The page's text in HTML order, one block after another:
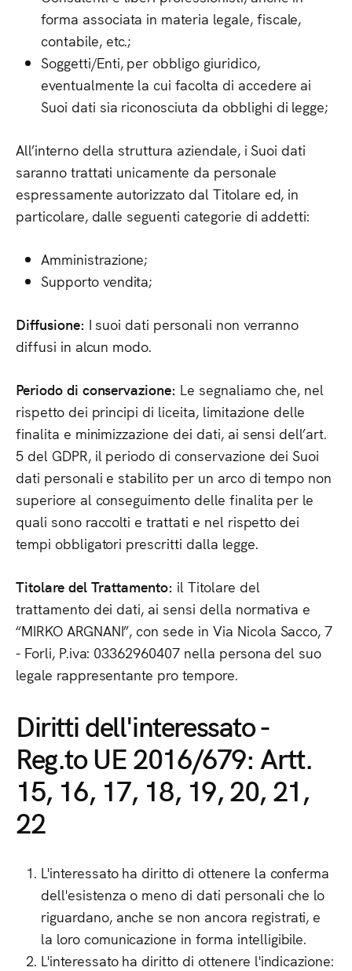
forma associata in materia legale, fiscale,
contabile, etc.;
Soggetti/Enti, per obbligo giuridico,
eventualmente la cui facolta di accedere ai
Suoi dati sia riconosciuta da obblighi di legge;
All’interno della struttura aziendale, i Suoi dati
saranno trattati unicamente da personale
espressamente autorizzato dal Titolare ed, in
particolare, dalle seguenti categorie di addetti:
Amministrazione;
Supporto vendita;
Diffusione: I suoi dati personali non verranno
diffusi in alcun modo.
Periodo di conservazione: Le segnaliamo che, nel
rispetto dei principi di liceita, limitazione delle
finalita e minimizzazione dei dati, ai sensi dell’art.
5 del GDPR, il periodo di conservazione dei Suoi
dati personali e stabilito per un arco di tempo non
superiore al conseguimento delle finalita per le
quali sono raccolti e trattati e nel rispetto dei
tempi obbligatori prescritti dalla legge.
Titolare del Trattamento: il Titolare del
trattamento dei dati, ai sensi della normativa e
“MIRKO ARGNANI”, con sede in Via Nicola Sacco, 7
- Forli, P.iva: 03362960407 nella persona del suo
legale rappresentante pro tempore.
Diritti dell'interessato -
Reg.to UE 2016/679: Artt.
15, 16, 17, 18, 19, 20, 21,
22
L'interessato ha diritto di ottenere la conferma
dell'esistenza o meno di dati personali che lo
riguardano, anche se non ancora registrati, e
la loro comunicazione in forma intelligibile.
L'interessato ha diritto di ottenere l'indicazione: